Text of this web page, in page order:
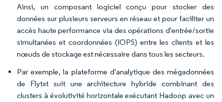
Ainsi, un composant logiciel conçu pour stocker des
données sur plusieurs serveurs en réseau et pour faciliter un
accès haute performance via des opérations d'entrée/sortie
simultanées et coordonnées (IOPS) entre les clients et les
nœuds de stockage est nécessaire dans tous les secteurs.
Par exemple, la plateforme d'analytique des mégadonnées
de Flytxt suit une architecture hybride combinant des
clusters à évolutivité horizontale exécutant Hadoop avec un